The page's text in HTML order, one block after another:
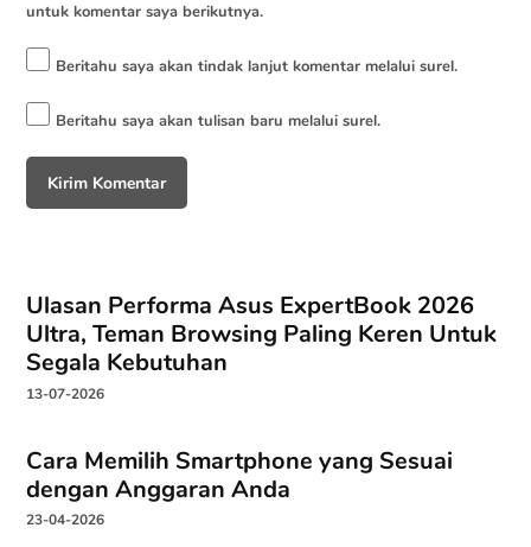
untuk komentar saya berikutnya.
Beritahu saya akan tindak lanjut komentar melalui surel.
Beritahu saya akan tulisan baru melalui surel.
Ulasan Performa Asus ExpertBook 2026
Ultra, Teman Browsing Paling Keren Untuk
Segala Kebutuhan
13-07-2026
Cara Memilih Smartphone yang Sesuai
dengan Anggaran Anda
23-04-2026